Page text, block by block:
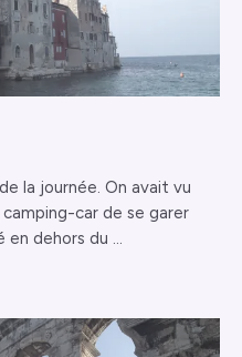
la journée. On avait vu
car de se garer
en dehors du …